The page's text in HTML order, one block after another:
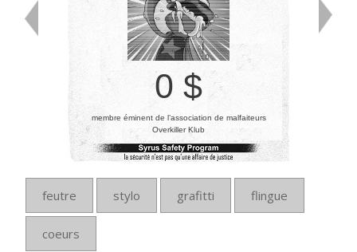
0 $
membre éminent de l’association de malfaiteurs
Overkiller Klub
feutre stylo grafitti flingue
coeurs